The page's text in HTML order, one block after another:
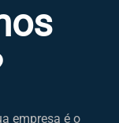
empresa é o